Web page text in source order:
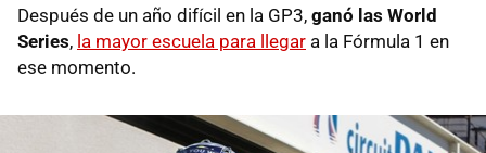
Después de un año difícil en la GP3, ganó las World
Series, la mayor escuela para llegar a la Fórmula 1 en
ese momento.